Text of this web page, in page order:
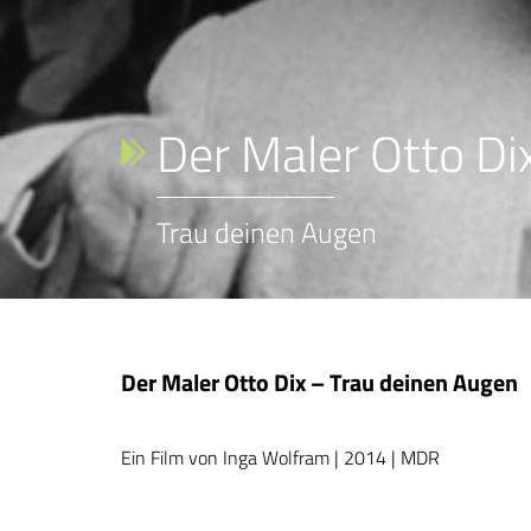
Der Maler Otto
Trau deinen Augen
Der Maler Otto Dix – Trau deinen Augen
Ein Film von Inga Wolfram | 2014 | MDR